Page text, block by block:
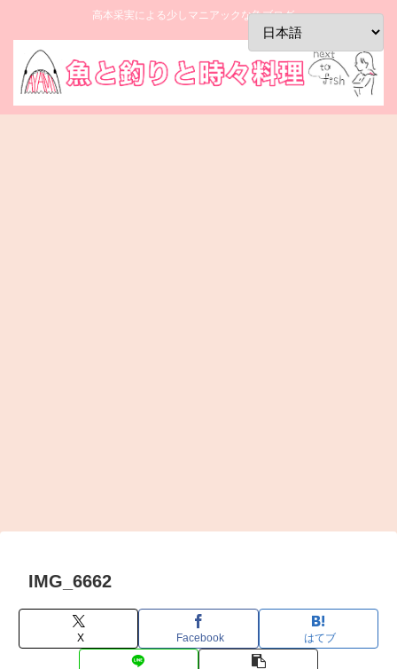
高本采実による少しマニアックな魚ブログ。
IMG_6662
X Facebook はてブ